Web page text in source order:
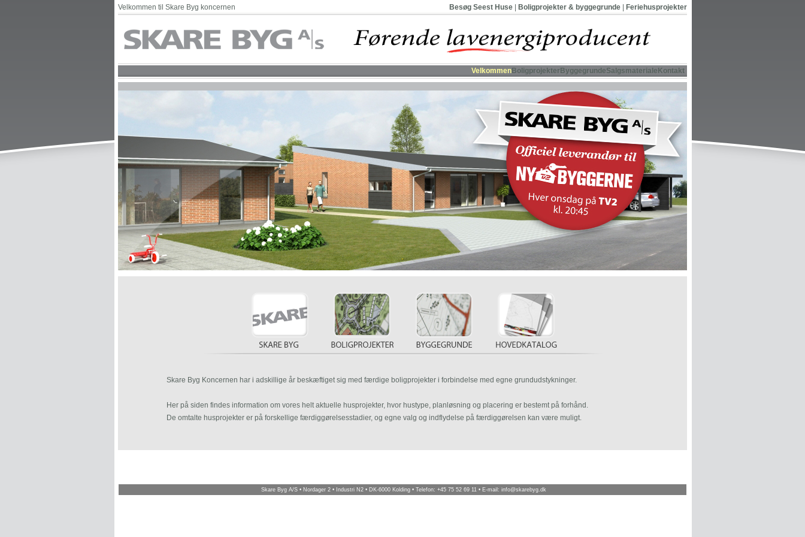
Velkommen til Skare Byg koncernen Besøg Seest Huse Boligprojekter & byggegrunde Feriehusprojekter
Velkommen Boligprojekter ByggegrundeSalgsmateriale Kontakt
Skare Byg Koncernen har i adskillige år beskæftiget sig med færdige boligprojekter i forbindelse med egne grundudstykninger.
Her på siden findes information om vores helt aktuelle husprojekter, hvor hustype, planløsning og placering er bestemt på forhånd.
De omtalte husprojekter er på forskellige færdiggørelsesstadier, og egne valg og indflydelse på færdiggørelsen kan være muligt.
Skare Byg A/S • Nordager 2 • Industri N2 • DK-6000 Kolding • Telefon: +45 75 52 69 11 • E-mail: info@skarebyg.dk